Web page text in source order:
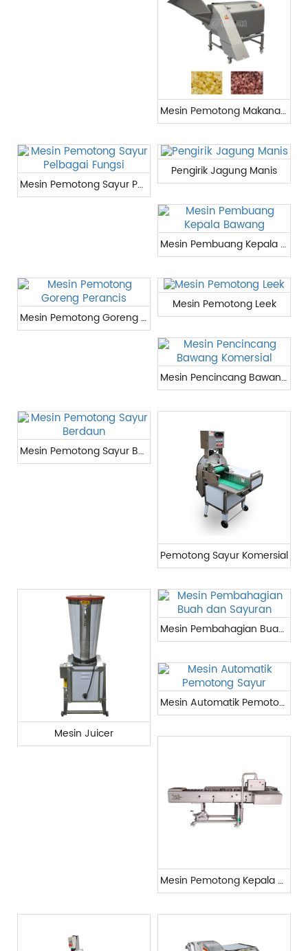
Mesin Pemotong Makanan Industri
Mesin Pemotong Sayur Pelbagai Fungsi
Pengirik Jagung Manis
Mesin Pembuang Kepala Bawang
Mesin Pemotong Goreng Perancis
Mesin Pemotong Leek
Mesin Pencincang Bawang Komersial
Mesin Pemotong Sayur Berdaun
Pemotong Sayur Komersial
Mesin Juicer
Mesin Pembahagian Buah dan Sayuran
Mesin Automatik Pemotong Sayur
Mesin Pemotong Kepala dan Ekor